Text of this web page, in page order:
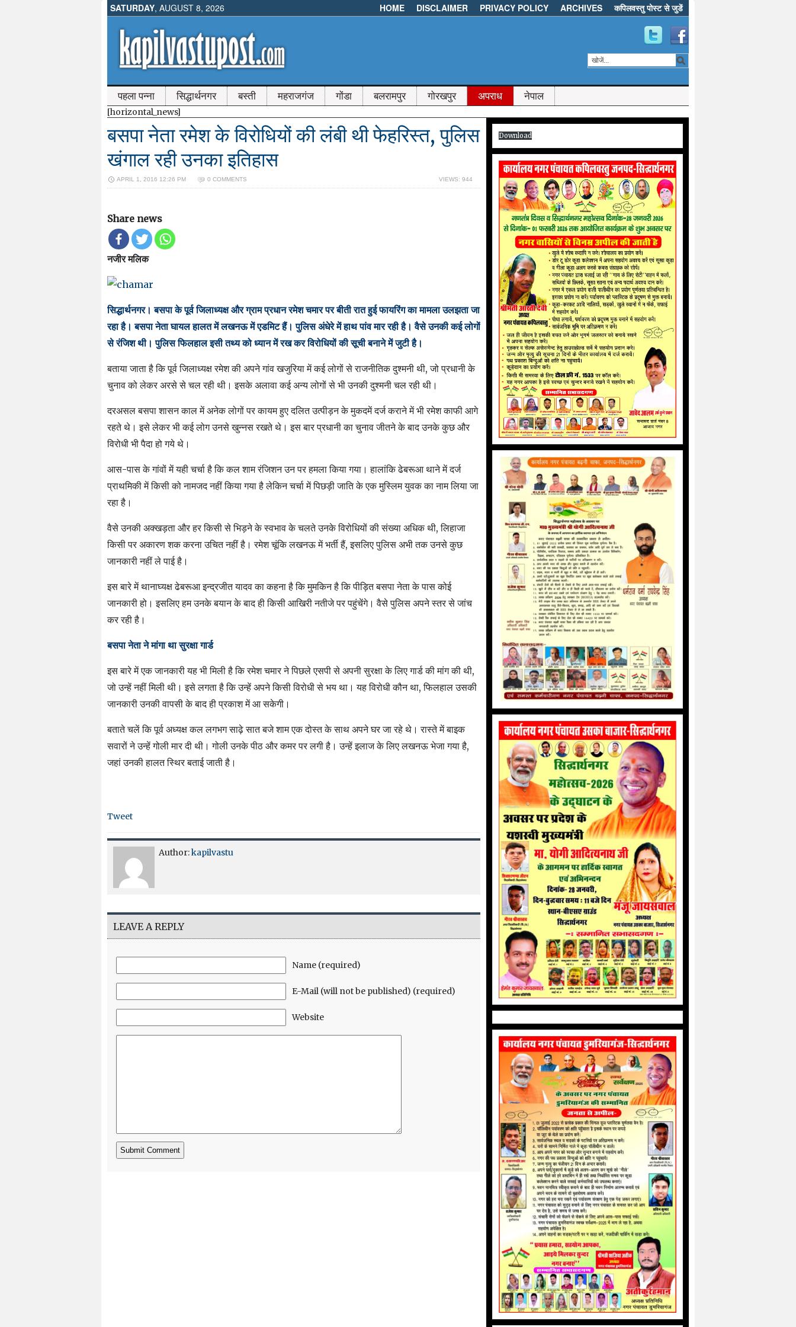
SATURDAY, AUGUST 8, 2026 HOME DISCLAIMER PRIVACY POLICY ARCHIVES कपिलवस्तु पोस्ट से जुडें
पहला पन्ना सिद्धार्थनगर बस्ती महराजगंज गोंडा बलरामपुर गोरखपुर अपराध नेपाल
[horizontal_news]
बसपा नेता रमेश के विरोधियों की लंबी थी फेहरिस्त, पुलिस
खंगाल रही उनका इतिहास
APRIL 1, 2016 12:26 PM 0 COMMENTS VIEWS: 944
Share news
नजीर मलिक
सिद्धार्थनगर। बसपा के पूर्व जिलाध्यक्ष और ग्राम प्रधान रमेश चमार पर बीती रात हुई फायरिंग का मामला उलझता जा
रहा है। बसपा नेता घायल हालत में लखनऊ में एडमिट हैं। पुलिस अंधेरे में हाथ पांव मार रही है। वैसे उनकी कई लोगों
से रंजिश थी। पुलिस फिलहाल इसी तथ्य को ध्यान में रख कर विरोधियों की सूची बनाने में जुटी है।
बताया जाता है कि पूर्व जिलाध्यक्ष रमेश की अपने गांव खजुरिया में कई लोगों से राजनीतिक दुश्मनी थी, जो प्रधानी के
चुनाव को लेकर अरसे से चल रही थी। इसके अलावा कई अन्य लोगों से भी उनकी दुश्मनी चल रही थी।
दरअसल बसपा शासन काल में अनेक लोगों पर कायम हुए दलित उत्पीड़न के मुकदमें दर्ज कराने में भी रमेश काफी आगे
रहते थे। इसे लेकर भी कई लोग उनसे खुन्नस रखते थे। इस बार प्रधानी का चुनाव जीतने के बाद उनके कुछ और
विरोधी भी पैदा हो गये थे।
आस-पास के गांवों में यही चर्चा है कि कल शाम रंजिशन उन पर हमला किया गया। हालांकि ढेबरूआ थाने में दर्ज
प्राथमिकी में किसी को नामजद नहीं किया गया है लेकिन चर्चा में पिछड़ी जाति के एक मुस्लिम युवक का नाम लिया जा
रहा है।
वैसे उनकी अक्खड़ता और हर किसी से भिड़ने के स्वभाव के चलते उनके विरोधियों की संख्या अधिक थी, लिहाजा
किसी पर अकारण शक करना उचित नहीं है। रमेश चूंकि लखनऊ में भर्ती हैं, इसलिए पुलिस अभी तक उनसे कुछ
जानकारी नहीं ले पाई है।
इस बारे में थानाघ्यक्ष ढेबरूआ इन्द्रजीत यादव का कहना है कि मुमकिन है कि पीड़ित बसपा नेता के पास कोई
जानकारी हो। इसलिए हम उनके बयान के बाद ही किसी आखिरी नतीजे पर पहुंचेंगे। वैसे पुलिस अपने स्तर से जांच
कर रही है।
बसपा नेता ने मांगा था सुरक्षा गार्ड
इस बारे में एक जानकारी यह भी मिली है कि रमेश चमार ने पिछले एसपी से अपनी सुरक्षा के लिए गार्ड की मांग की थी,
जो उन्हें नहीं मिली थी। इसे लगता है कि उन्हें अपने किसी विरोधी से भय था। यह विरोधी कौन था, फिलहाल उसकी
जानकारी उनकी वापसी के बाद ही प्रकाश में आ सकेगी।
बताते चलें कि पूर्व अध्यक्ष कल लगभग साढ़े सात बजे शाम एक दोस्त के साथ अपने घर जा रहे थे। रास्ते में बाइक
सवारों ने उन्हें गोली मार दी थी। गोली उनके पीठ और कमर पर लगी है। उन्हें इलाज के लिए लखनऊ भेजा गया है,
जहां उनकी हालत स्थिर बताई जाती है।
Tweet
Author:kapilvastu
LEAVE A REPLY
Name (required)
E-Mail (will not be published) (required)
Website
Download